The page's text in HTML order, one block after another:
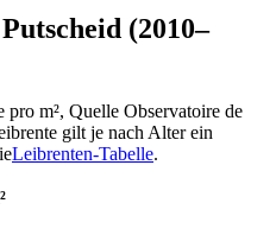
(2010–
m², Quelle Observatoire de
gilt je nach Alter ein
Leibrenten-Tabelle.